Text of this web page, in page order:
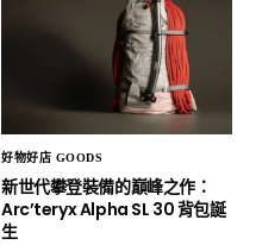
好物好店 GOODS
新世代攀登裝備的巔峰之作：
Arc’teryx Alpha SL 30 背包誕
生